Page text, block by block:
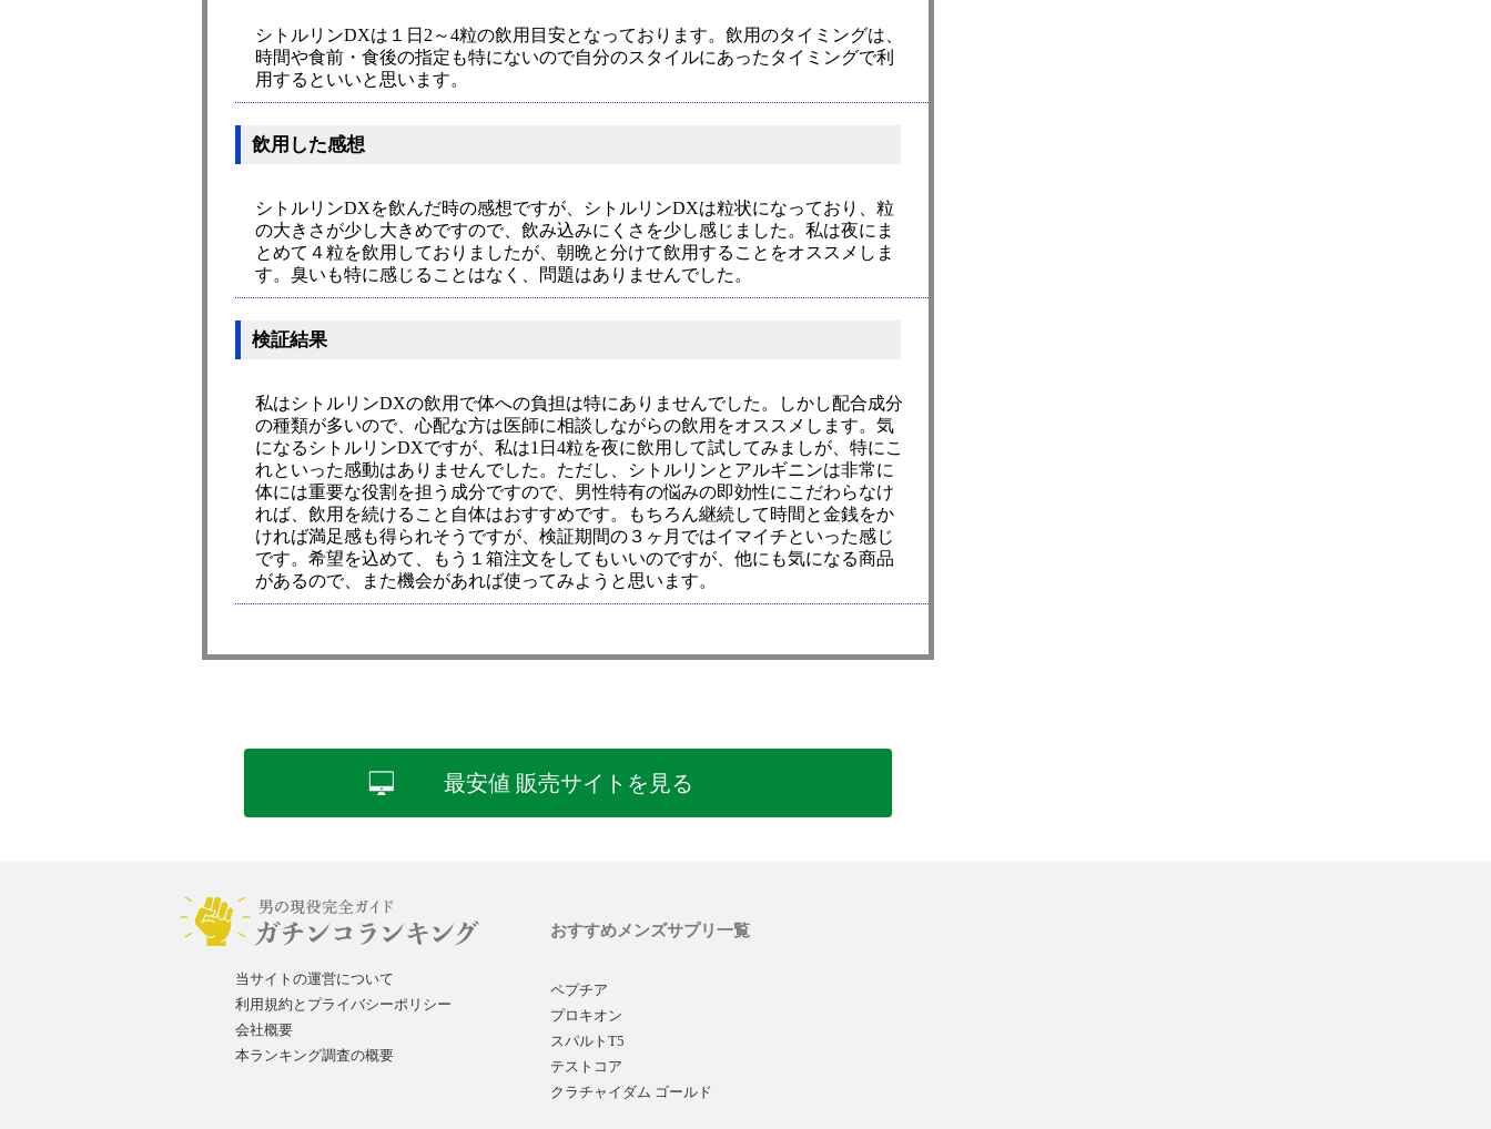
シトルリンDXは１日2～4粒の飲用目安となっております。飲用のタイミングは、
時間や食前・食後の指定も特にないので自分のスタイルにあったタイミングで利
用するといいと思います。
飲用した感想
シトルリンDXを飲んだ時の感想ですが、シトルリンDXは粒状になっており、粒
の大きさが少し大きめですので、飲み込みにくさを少し感じました。私は夜にま
とめて４粒を飲用しておりましたが、朝晩と分けて飲用することをオススメしま
す。臭いも特に感じることはなく、問題はありませんでした。
検証結果
私はシトルリンDXの飲用で体への負担は特にありませんでした。しかし配合成分
の種類が多いので、心配な方は医師に相談しながらの飲用をオススメします。気
になるシトルリンDXですが、私は1日4粒を夜に飲用して試してみましが、特にこ
れといった感動はありませんでした。ただし、シトルリンとアルギニンは非常に
体には重要な役割を担う成分ですので、男性特有の悩みの即効性にこだわらなけ
れば、飲用を続けること自体はおすすめです。もちろん継続して時間と金銭をか
ければ満足感も得られそうですが、検証期間の３ヶ月ではイマイチといった感じ
です。希望を込めて、もう１箱注文をしてもいいのですが、他にも気になる商品
があるので、また機会があれば使ってみようと思います。
最安値 販売サイトを見る
当サイトの運営について
利用規約とプライバシーポリシー
会社概要
本ランキング調査の概要
おすすめメンズサプリ一覧
ペプチア
プロキオン
スパルトT5
テストコア
クラチャイダム ゴールド